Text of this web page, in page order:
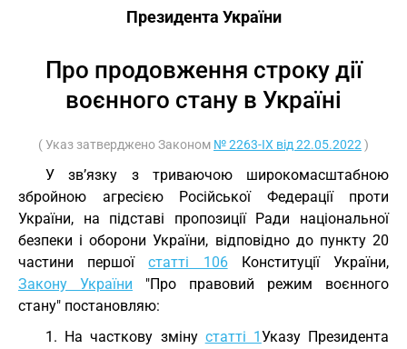
Президента України
Про продовження строку дії
воєнного стану в Україні
( Указ затверджено Законом № 2263-IX від 22.05.2022 )
У зв’язку з триваючою широкомасштабною
збройною агресією Російської Федерації проти
України, на підставі пропозиції Ради національної
безпеки і оборони України, відповідно до пункту 20
частини першоїстатті 106Конституції України,
Закону України "Про правовий режим воєнного
стану" постановляю:
1. На часткову зміну статті 1Указу Президента